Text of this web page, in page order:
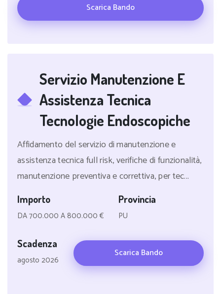
Scarica Bando
Servizio Manutenzione E
Assistenza Tecnica
Tecnologie Endoscopiche
Affidamento del servizio di manutenzione e
assistenza tecnica full risk, verifiche di funzionalità,
manutenzione preventiva e correttiva, per tec...
Importo
DA 700.000 A 800.000 €
Provincia
PU
Scadenza
agosto 2026
Scarica Bando